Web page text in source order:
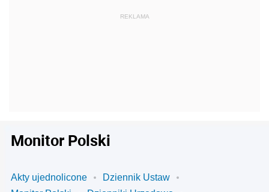
Monitor Polski
Akty ujednolicone
Dziennik Ustaw